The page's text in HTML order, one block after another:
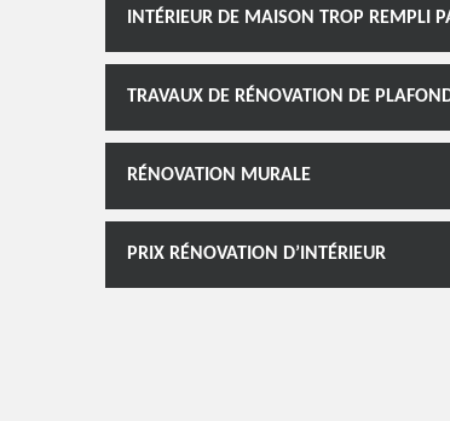
INTÉRIEUR DE MAISON TROP REMPLI
TRAVAUX DE RÉNOVATION DE
RÉNOVATION MURALE
PRIX RÉNOVATION D’INTÉRIEUR